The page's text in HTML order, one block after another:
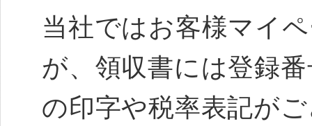
当社ではお客様マイ
が、領収書には登録
の印字や税率表記が